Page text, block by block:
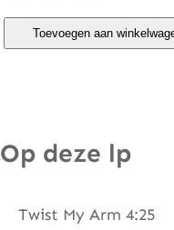
e
Toevoegen aan
Op deze lp
Twist My Arm 4:25